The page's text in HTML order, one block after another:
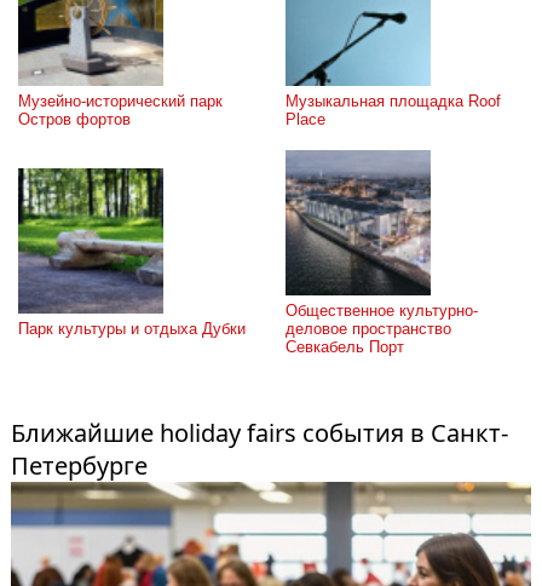
Музейно-исторический парк
Остров фортов
Музыкальная площадка Roof
Place
Парк культуры и отдыха Дубки
Общественное культурно-
деловое пространство
Севкабель Порт
Ближайшие holiday fairs события в Санкт-
Петербурге